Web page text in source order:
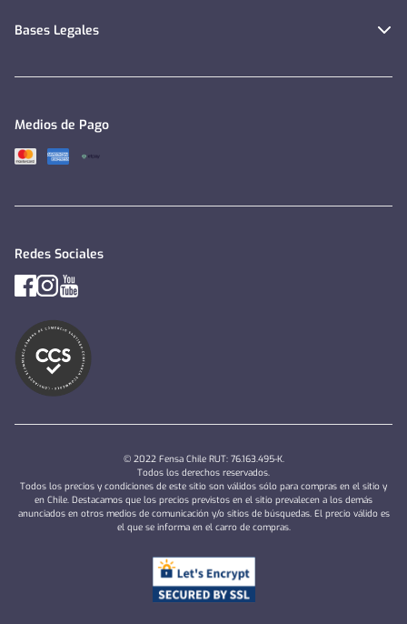
Bases Legales
Medios de Pago
Redes Sociales
© 2022 Fensa Chile RUT: 76.163.495-K.
Todos los derechos reservados.
Todos los precios y condiciones de este sitio son válidos sólo para compras en el sitio y
en Chile. Destacamos que los precios previstos en el sitio prevalecen a los demás
anunciados en otros medios de comunicación y/o sitios de búsquedas. El precio válido es
el que se informa en el carro de compras.